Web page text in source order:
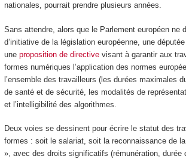
nationales, pourrait prendre plusieurs années.
Sans attendre, alors que le Parlement européen ne
d’initiative de la législation européenne, une
une proposition de directivevisant à garantir aux
formes numériques l’application des normes
l’ensemble des travailleurs (les durées maximales
de santé et de sécurité, les modalités de
et l’intelligibilité des algorithmes.
Deux voies se dessinent pour écrire le statut des
formes : soit le salariat, soit la reconnaissance de
», avec des droits significatifs (rémunération, durée